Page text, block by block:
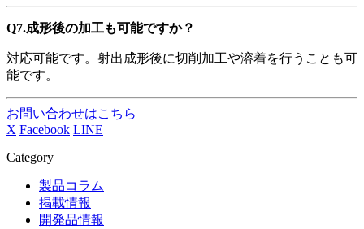
Q7.成形後の加工も可能ですか？
対応可能です。射出成形後に切削加工や溶着を行うことも可
能です。
お問い合わせはこちら
X Facebook LINE
Category
製品コラム
掲載情報
開発品情報